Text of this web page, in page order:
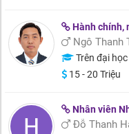
Hành chính,
Ngô Thanh
Trên đại học
15 - 20 Triệu
Nhân viên
Đỗ Thanh